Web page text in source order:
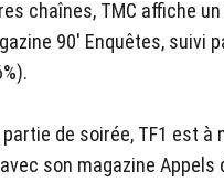
chaînes, TMC affiche
90' Enquêtes, suivi
de soirée, TF1 est à
son magazine Appels